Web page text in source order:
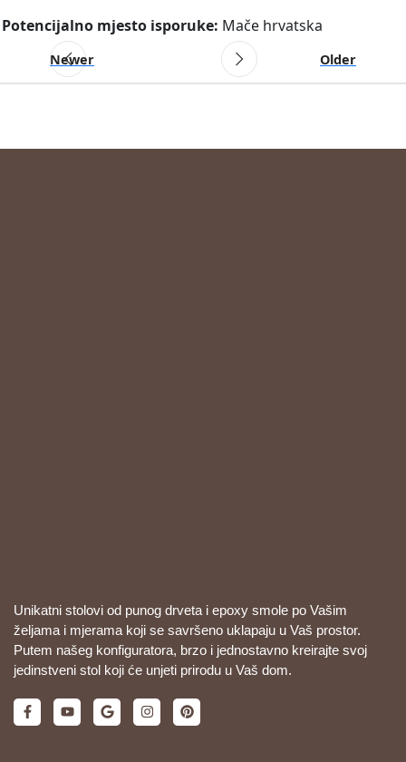
Potencijalno mjesto isporuke: Mače hrvatska
Newer Older
Unikatni stolovi od punog drveta i epoxy smole po Vašim
željama i mjerama koji se savršeno uklapaju u Vaš prostor.
Putem našeg konfiguratora, brzo i jednostavno kreirajte svoj
jedinstveni stol koji će unjeti prirodu u Vaš dom.